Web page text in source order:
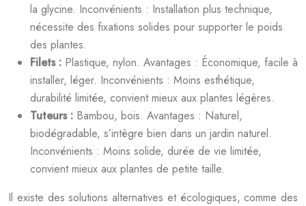
la glycine. Inconvénients : Installation plus technique,
nécessite des fixations solides pour supporter le poids
des plantes.
Filets : Plastique, nylon. Avantages : Économique, facile à
installer, léger. Inconvénients : Moins esthétique,
durabilité limitée, convient mieux aux plantes légères.
Tuteurs : Bambou, bois. Avantages : Naturel,
biodégradable, s’intègre bien dans un jardin naturel.
Inconvénients : Moins solide, durée de vie limitée,
convient mieux aux plantes de petite taille.
Il existe des solutions alternatives et écologiques, comme des